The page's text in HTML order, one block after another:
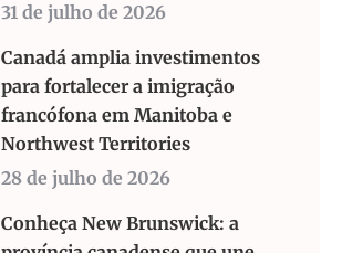
31 de julho de 2026
Canadá amplia investimentos
para fortalecer a imigração
francófona em Manitoba e
Northwest Territories
28 de julho de 2026
Conheça New Brunswick: a